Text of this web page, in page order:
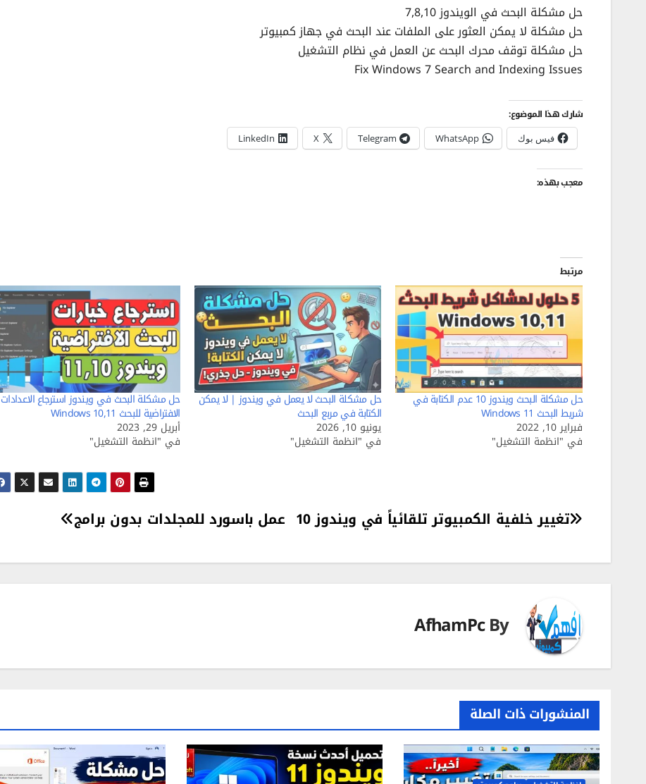
حل مشكلة البحث في الويندوز 7,8,10
حل مشكلة لا يمكن العثور على الملفات عند البحث في جهاز كمبيوتر
حل مشكلة توقف محرك البحث عن العمل في نظام التشغيل
Fix Windows 7 Search and Indexing Issues
شارك هذا الموضوع:
فيس بوك WhatsApp
Telegram
X
LinkedIn
معجب بهذه:
مرتبط
حل مشكلة البحث ويندوز 10 عدم الكتابة في
شريط البحث Windows 11
فبراير 10, 2022
في "انظمة التشغيل"
حل مشكلة البحث لا يعمل في ويندوز | لا يمكن
الكتابة في مربع البحث
يونيو 10, 2026
في "انظمة التشغيل"
حل مشكلة البحث في ويندوز استرجاع الاعدادات
الافتراضية للبحث Windows 10,11
أبريل 29, 2023
في "انظمة التشغيل"
تصفّح
المقالات
عمل باسورد للمجلدات بدون برامج تغيير خلفية الكمبيوتر تلقائياً في ويندوز 10
By
AfhamPc
المنشورات ذات الصلة